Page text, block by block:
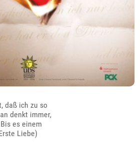
daß ich zu so
denkt immer,
es einem
Liebe)